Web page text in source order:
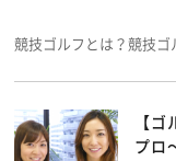
競技ゴルフとは？競技
【
プロ